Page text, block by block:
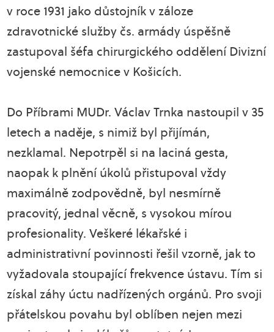
v roce 1931 jako důstojník v záloze
zdravotnické služby čs. armády úspěšně
zastupoval šéfa chirurgického oddělení Divizní
vojenské nemocnice v Košicích.
Do Příbrami MUDr. Václav Trnka nastoupil v 35
letech a naděje, s nimiž byl přijímán,
nezklamal. Nepotrpěl si na laciná gesta,
naopak k plnění úkolů přistupoval vždy
maximálně zodpovědně, byl nesmírně
pracovitý, jednal věcně, s vysokou mírou
profesionality. Veškeré lékařské i
administrativní povinnosti řešil vzorně, jak to
vyžadovala stoupající frekvence ústavu. Tím si
získal záhy úctu nadřízených orgánů. Pro svoji
přátelskou povahu byl oblíben nejen mezi